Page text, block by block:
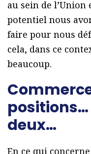
au sein de
potentiel nous
faire pour nous
cela, dans ce
beaucoup.
deux…
En ce qui